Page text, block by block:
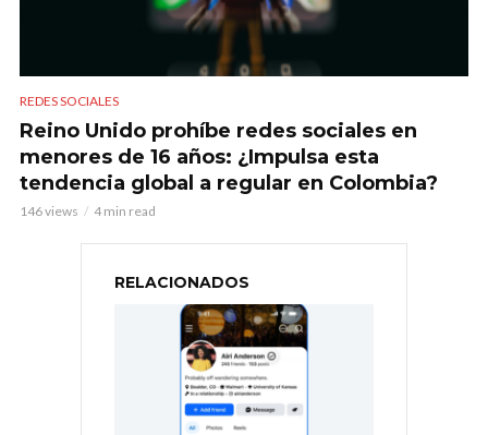
REDES SOCIALES
Reino Unido prohíbe redes sociales en
menores de 16 años: ¿Impulsa esta
tendencia global a regular en Colombia?
146 views 4 min read
RELACIONADOS